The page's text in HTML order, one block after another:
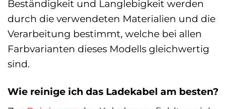
Beständigkeit und Langlebigkeit werden
durch die verwendeten Materialien und die
Verarbeitung bestimmt, welche bei allen
Farbvarianten dieses Modells gleichwertig
sind.
Wie reinige ich das Ladekabel am besten?